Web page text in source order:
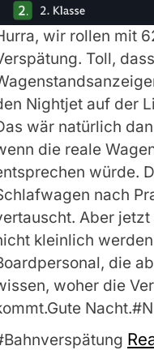
wir rollen mit
Toll,
Nightjet auf der
wär natürlich
die reale
würde.
nach
Aber
kleinlich
die
woher die